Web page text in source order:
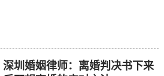
深圳婚姻律师：离婚判决书下来